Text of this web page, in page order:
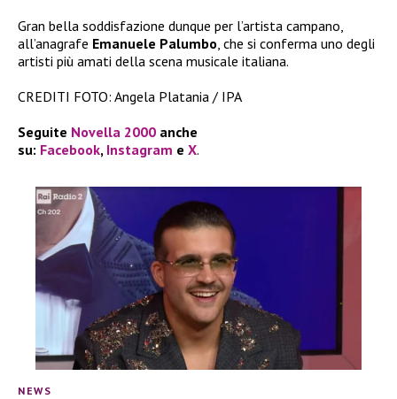
Gran bella soddisfazione dunque per l’artista campano,
all’anagrafe Emanuele Palumbo , che si conferma uno degli
artisti più amati della scena musicale italiana.
CREDITI FOTO: Angela Platania / IPA
Seguite Novella 2000 anche
su: Facebook, Instagram e X.
NEWS